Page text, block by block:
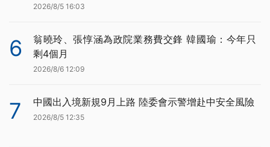
2026/8/5 16:03
6
翁曉玲、張惇涵為政院業務費交鋒 韓國瑜：今年只
剩4個月
2026/8/6 12:09
7 中國出入境新規9月上路 陸委會示警增赴中安全風險
2026/8/5 12:35